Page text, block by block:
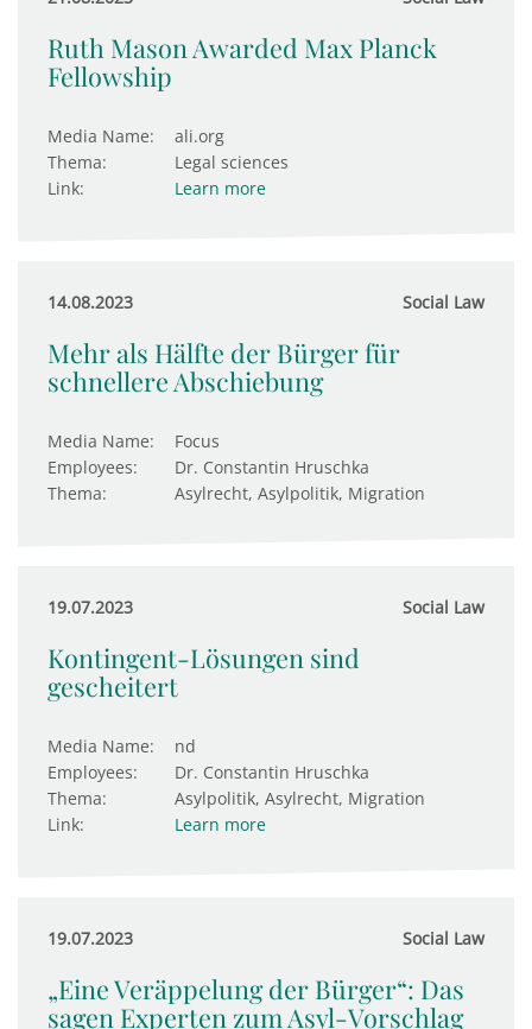
Ruth Mason Awarded Max Planck
Fellowship
Media Name:
ali.org
Thema:
Legal sciences
Link:
Learn more
14.08.2023 Social Law
Mehr als Hälfte der Bürger für
schnellere Abschiebung
Media Name:
Focus
Employees:
Dr. Constantin Hruschka
Thema:
Asylrecht, Asylpolitik, Migration
19.07.2023 Social Law
Kontingent-Lösungen sind
gescheitert
Media Name:
nd
Employees:
Dr. Constantin Hruschka
Thema:
Asylpolitik, Asylrecht, Migration
Link:
Learn more
19.07.2023 Social Law
„Eine Veräppelung der Bürger“: Das
sagen Experten zum Asyl-Vorschlag